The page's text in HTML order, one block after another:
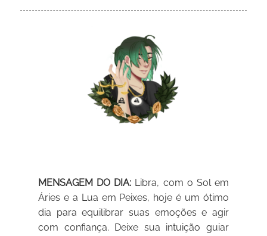
MENSAGEM DO DIA: Libra, com o Sol em
Áries e a Lua em Peixes, hoje é um ótimo
dia para equilibrar suas emoções e agir
com confiança. Deixe sua intuição guiar